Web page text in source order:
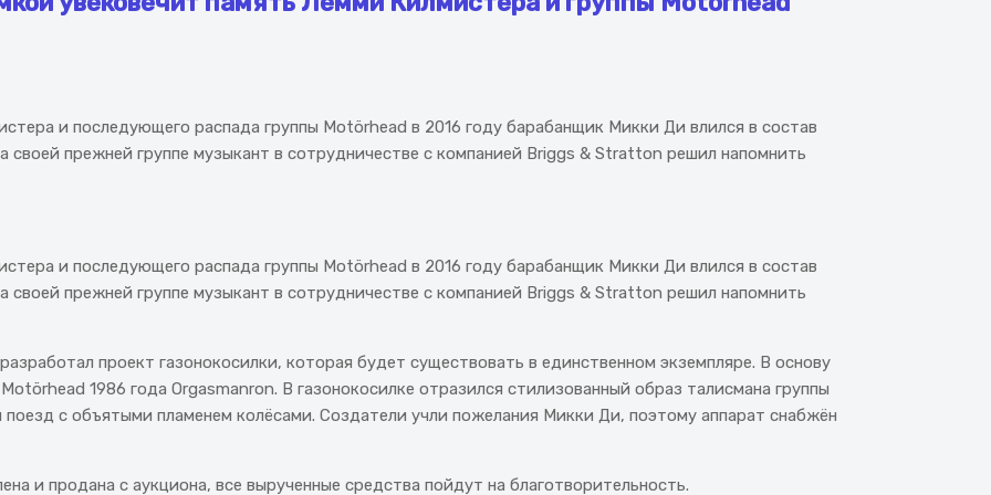
и последующего распада группы Motörhead в 2016 году барабанщик Микки Ди влился в состав
своей прежней группе музыкант в сотрудничестве с компанией Briggs & Stratton решил напомнить
и последующего распада группы Motörhead в 2016 году барабанщик Микки Ди влился в состав
своей прежней группе музыкант в сотрудничестве с компанией Briggs & Stratton решил напомнить
проект газонокосилки, которая будет существовать в единственном экземпляре. В основу
1986 года Orgasmanron. В газонокосилке отразился стилизованный образ талисмана группы
с объятыми пламенем колёсами. Создатели учли пожелания Микки Ди, поэтому аппарат снабжён
и продана с аукциона, все вырученные средства пойдут на благотворительность.